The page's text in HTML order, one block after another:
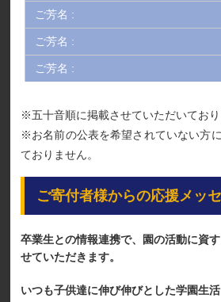
※五十音順に掲載させていただいており
※お名前の公表を希望されていない方
ておりません。
ご寄付者様からの応援メッ
卒業生との情報連携で、園の活動に資
せていただきます。
いつも子供達に伸び伸びとした学園生